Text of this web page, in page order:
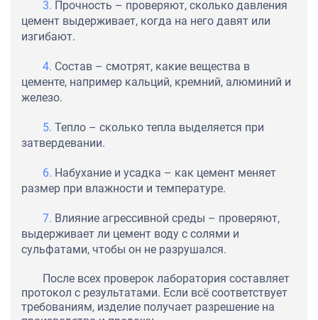
Прочность – проверяют, сколько давления
цемент выдерживает, когда на него давят или
изгибают.
Состав – смотрят, какие вещества в
цементе, например кальций, кремний, алюминий и
железо.
Тепло – сколько тепла выделяется при
затвердевании.
Набухание и усадка – как цемент меняет
размер при влажности и температуре.
Влияние агрессивной среды – проверяют,
выдерживает ли цемент воду с солями и
сульфатами, чтобы он не разрушался.
После всех проверок лаборатория составляет
протокол с результатами. Если всё соответствует
требованиям, изделие получает разрешение на